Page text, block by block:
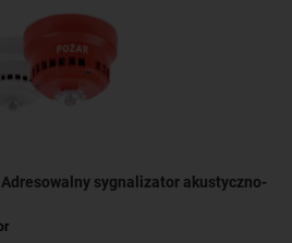
sygnalizator akustyczno-